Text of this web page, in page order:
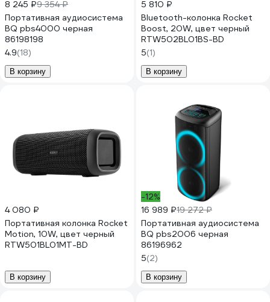
8 245 ₽9 354 ₽
Портативная аудиосистема
BQ pbs4000 черная
86198198
4.9(18)
В корзину
5 810 ₽
Bluetooth-колонка Rocket
Boost, 20W, цвет черный
RTW502BL01BS-BD
5(1)
В корзину
4 080 ₽
Портативная колонка Rocket
Motion, 10W, цвет черный
RTW501BL01MT-BD
В корзину
-12%
16 989 ₽19 272 ₽
Портативная аудиосистема
BQ pbs2006 черная
86196962
5(2)
В корзину